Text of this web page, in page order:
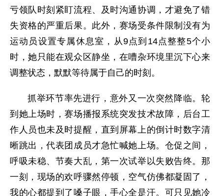
亏领队时刻紧盯流程、及时沟通协调，才避免了错
失资格的严重后果。此外，赛场受条件限制没有为
运动员设置专属休息室，从9点到14点整整5个小
时，她只能在观众区静坐，在嘈杂环境里沉下心来
调整状态，默默等待属于自己的时刻。
抓举环节率先进行，意外又一次突然降临。轮
到她上场时，赛场播报系统突发技术故障，后台工
作人员也未及时提醒，直到屏幕上的倒计时数字清
晰跳出，代表团成员才急忙喊她上场。仓促之间，
呼吸未稳、节奏大乱，第一次试举以失败告终。那
一刻，现场的欢呼骤然停顿，空气仿佛都凝固了，
我的心都提到了嗓子眼，手心全是汗。可只见她冷